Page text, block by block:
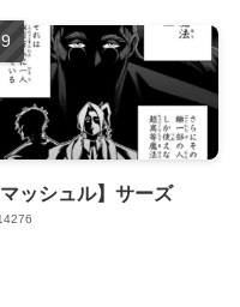
マッシュル】サーズ